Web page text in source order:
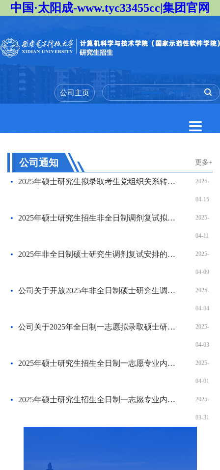
中国·太阳成-www.tyc33455cc|集团官网
公司主页
公司通知 更多+
2025年硕士研究生拟录取考生党组织关系转接等补充通知 2025-
04-15
​2025年硕士研究生招生非全日制调剂复试拟录取结果公示 2025-
04-11
​2025年非全日制硕士研究生调剂复试安排的通知 2025-
04-09
​公司关于开放2025年非全日制硕士研究生调剂系统的通知 2025-
04-04
​公司关于2025年全日制一志愿拟录取硕士研究生选取意向导师的通知 2025-
04-03
​2025年硕士研究生招生全日制一志愿专业内方向调整拟录取结果公示 2025-
04-01
​2025年硕士研究生招生全日制一志愿专业内方向调整综合面试安排 2025-
03-31